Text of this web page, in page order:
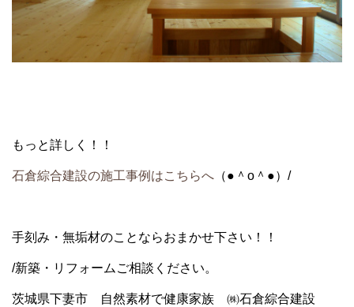
もっと詳しく！！
石倉綜合建設の施工事例はこちらへ （●＾o＾●）/
手刻み・無垢材のことならおまかせ下さい！！
/新築・リフォームご相談ください。
茨城県下妻市 自然素材で健康家族 ㈱石倉綜合建設